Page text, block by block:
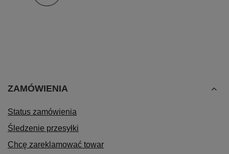
ZAMÓWIENIA
Status zamówienia
Śledzenie przesyłki
Chcę zareklamować towar